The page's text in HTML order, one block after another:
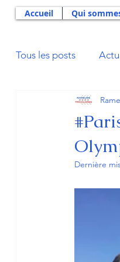
Accueil Qui
Tous les posts
Actus 2021
Actus 2014
Dernière